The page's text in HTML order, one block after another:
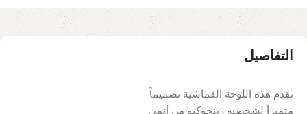
التفاصيل
تقدم هذه اللوحة القماشية تصميماً
متميزاً لشخصية رينجوكيو من أنمي